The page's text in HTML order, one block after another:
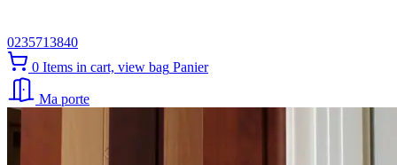
0235713840
0 Items in cart, view bag Panier
Ma porte